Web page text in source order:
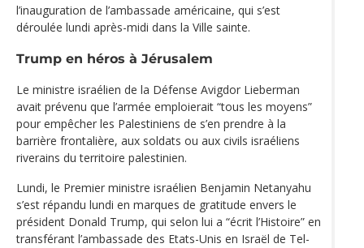
l’inauguration de l’ambassade américaine, qui s’est
déroulée lundi après-midi dans la Ville sainte.
Trump en héros à Jérusalem
Le ministre israélien de la Défense Avigdor Lieberman
avait prévenu que l’armée emploierait “tous les moyens”
pour empêcher les Palestiniens de s’en prendre à la
barrière frontalière, aux soldats ou aux civils israéliens
riverains du territoire palestinien.
Lundi, le Premier ministre israélien Benjamin Netanyahu
s’est répandu lundi en marques de gratitude envers le
président Donald Trump, qui selon lui a “écrit l’Histoire” en
transférant l’ambassade des Etats-Unis en Israël de Tel-